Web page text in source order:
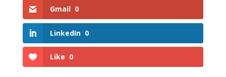
Gmail 0
LinkedIn 0
Like 0